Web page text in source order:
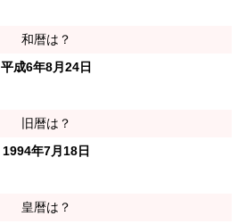
和暦は？
平成6年8月24日
旧暦は？
1994年7月18日
皇暦は？